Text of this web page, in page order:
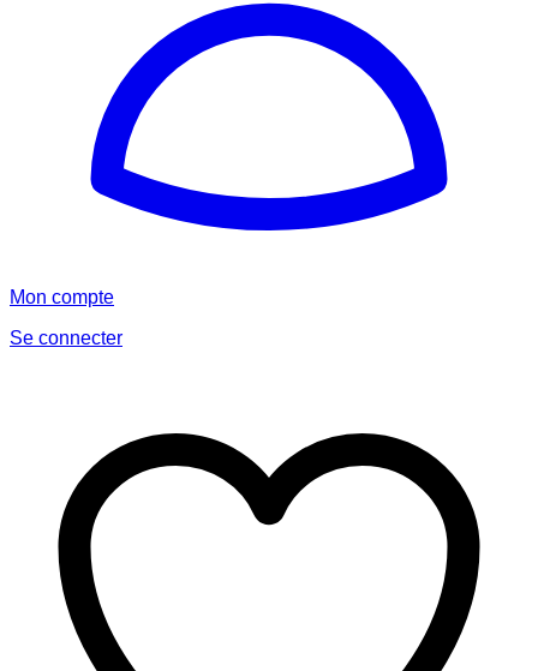
Mon compte
Se connecter